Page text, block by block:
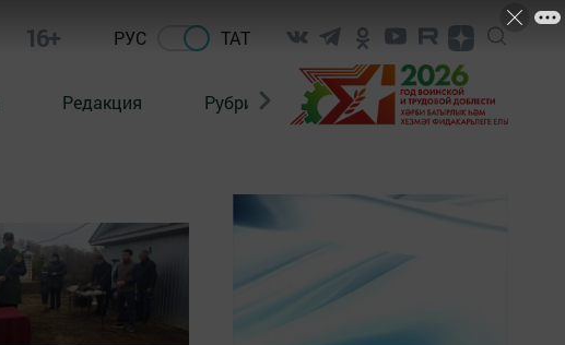
16+ РУС ТАТ
Редакция Рубрикалар